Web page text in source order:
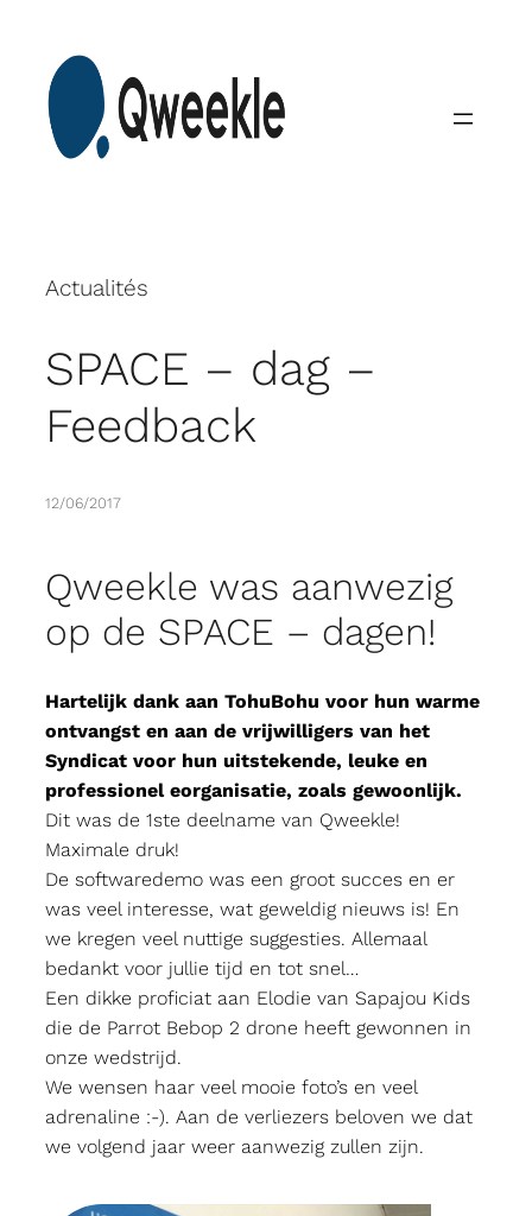
content
Actualités
SPACE – dag –
Feedback
12/06/2017
Qweekle was aanwezig
op de SPACE – dagen!
Hartelijk dank aan TohuBohu voor hun warme
ontvangst en aan de vrijwilligers van het
Syndicat voor hun uitstekende, leuke en
professionel eorganisatie, zoals gewoonlijk.
Dit was de 1ste deelname van Qweekle!
Maximale druk!
De softwaredemo was een groot succes en er
was veel interesse, wat geweldig nieuws is! En
we kregen veel nuttige suggesties. Allemaal
bedankt voor jullie tijd en tot snel…
Een dikke proficiat aan Elodie van Sapajou Kids
die de Parrot Bebop 2 drone heeft gewonnen in
onze wedstrijd.
We wensen haar veel mooie foto’s en veel
adrenaline :-). Aan de verliezers beloven we dat
we volgend jaar weer aanwezig zullen zijn.